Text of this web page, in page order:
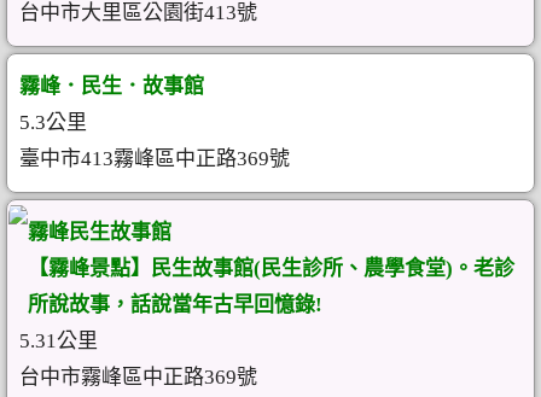
台中市大里區公園街413號
霧峰．民生．故事館
5.3公里
臺中市413霧峰區中正路369號
霧峰民生故事館
【霧峰景點】民生故事館(民生診所、農學食堂)。老診
所說故事，話說當年古早回憶錄!
5.31公里
台中市霧峰區中正路369號